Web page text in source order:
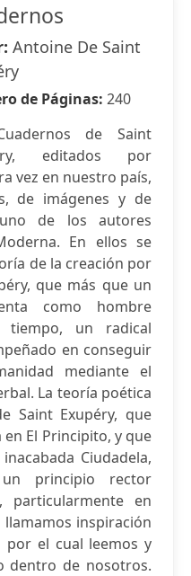
Antoine De Saint
de Páginas: 240
de Saint
editados por
vez en nuestro país,
de imágenes y de
de los autores
En ellos se
de la creación por
que más que un
como hombre
tiempo, un radical
en conseguir
mediante el
La teoría poética
Saint Exupéry, que
El Principito, y que
Ciudadela,
principio rector
particularmente en
inspiración
el cual leemos y
dentro de nosotros.